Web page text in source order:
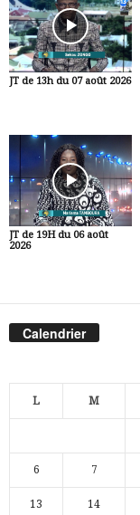
JT de 13h du 07 août 2026
JT de 19H du 06 août
2026
Calendrier
L M
6 7
13 14